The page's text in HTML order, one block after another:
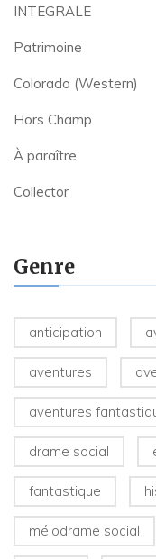
INTEGRALE
Patrimoine
Colorado (Western)
Hors Champ
À paraître
Collector
Genre
anticipation
aventures
aventures
drame social
fantastique
mélodrame social